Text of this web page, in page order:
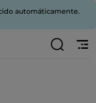
automáticamente.